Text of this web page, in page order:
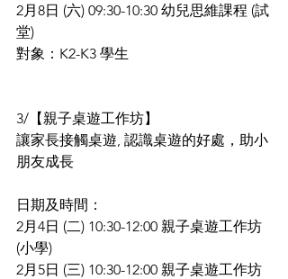
2月8日 (六) 09:30-10:30 幼兒思維課程 (試
堂)
對象：K2-K3 學生
3/【親子桌遊工作坊】
讓家長接觸桌遊, 認識桌遊的好處，助小
朋友成長
日期及時間：
2月4日 (二) 10:30-12:00 親子桌遊工作坊
(小學)
2月5日 (三) 10:30-12:00 親子桌遊工作坊